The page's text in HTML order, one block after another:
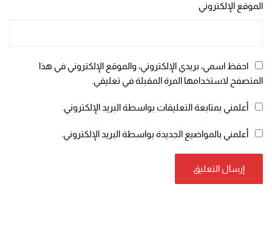
الموقع الإلكتروني
احفظ اسمي، بريدي الإلكتروني، والموقع الإلكتروني في هذا
المتصفح لاستخدامها المرة المقبلة في تعليقي.
أعلمني بمتابعة التعليقات بواسطة البريد الإلكتروني.
أعلمني بالمواضيع الجديدة بواسطة البريد الإلكتروني.